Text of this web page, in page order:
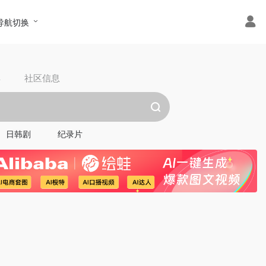
航切换
社区信息
日韩剧 纪录片